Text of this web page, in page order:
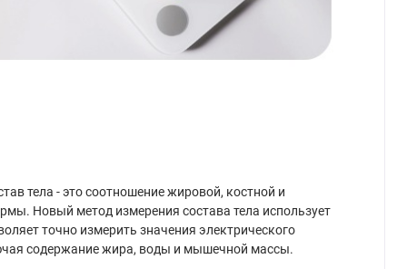
тела - это соотношение жировой, костной и
Новый метод измерения состава тела использует
точно измерить значения электрического
содержание жира, воды и мышечной массы.